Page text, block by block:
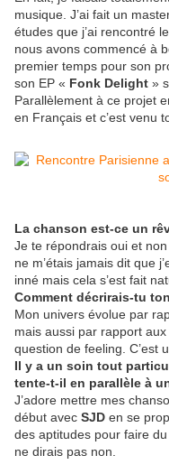
musique. J’ai fait un
études que j’ai rencontré
nous avons commencé à
premier temps pour son
son EP « Fonk Delight »
Parallèlement à ce projet
en Français et c’est venu
La chanson est-ce un
Je te répondrais oui et
ne m’étais jamais dit que
inné mais cela s’est fait
Comment décrirais-tu
Mon univers évolue par
mais aussi par rapport
question de feeling. C’est
Il y a un soin tout
tente-t-il en parallèle à
J’adore mettre mes
début avec SJD en se
des aptitudes pour faire
ne dirais pas non.